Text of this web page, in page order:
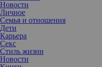
Новости
Личное
Семья и отношения
Дети
Карьера
Секс
Стиль жизни
Новости